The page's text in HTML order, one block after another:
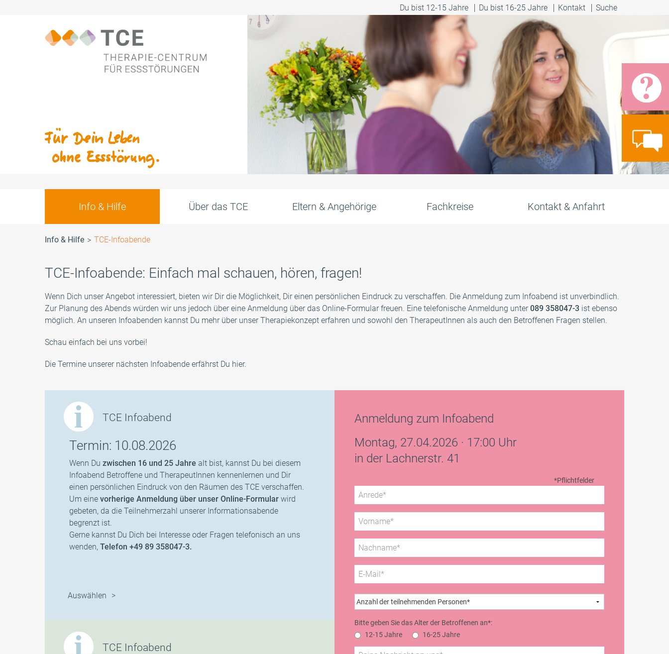
Du bist 12-15 Jahre Du bist 16-25 Jahre Kontakt Suche
Info & Hilfe
Formen der Essstörung 12- bis 15-Jährige Nachsorge
Über das TCE
TCE-Tagesklinik TCE-Video und Bildergalerie
Eltern & Angehörige
Warum das TCE?
Fachkreise
TCE-Therapiekonzept Kontakt Newsletter für Fachkreise
Kontakt & Anfahrt
Info & Hilfe TCE-Infoabende
TCE-Infoabende: Einfach mal schauen, hören, fragen!
Wenn Dich unser Angebot interessiert, bieten wir Dir die Möglichkeit, Dir einen persönlichen Eindruck zu verschaffen. Die Anmeldung zum Infoabend ist unverbindlich.
Zur Planung des Abends würden wir uns jedoch über eine Anmeldung über das Online-Formular freuen. Eine telefonische Anmeldung unter089 358047-3 ist ebenso
möglich. An unseren Infoabenden kannst Du mehr über unser Therapiekonzept erfahren und sowohl den TherapeutInnen als auch den Betroffenen Fragen stellen.
Schau einfach bei uns vorbei!
Die Termine unserer nächsten Infoabende erfährst Du hier.
TCE Infoabend
Termin: 10.08.2026
Wenn Du zwischen 16 und 25 Jahre alt bist, kannst Du bei diesem
Infoabend Betroffene und TherapeutInnen kennenlernen und Dir
einen persönlichen Eindruck von den Räumen des TCE verschaffen.
Um eine vorherige Anmeldung über unser Online-Formular wird
gebeten, da die Teilnehmerzahl unserer Informationsabende
begrenzt ist.
Gerne kannst Du Dich bei Interesse oder Fragen telefonisch an uns
wenden, Telefon +49 89 358047-3.
Auswählen
TCE Infoabend
Anmeldung zum Infoabend
Montag, 27.04.2026 · 17:00 Uhr
in der Lachnerstr. 41
*Pflichtfelder
Bitte geben Sie das Alter der Betroffenen an*:
12-15 Jahre
16-25 Jahre